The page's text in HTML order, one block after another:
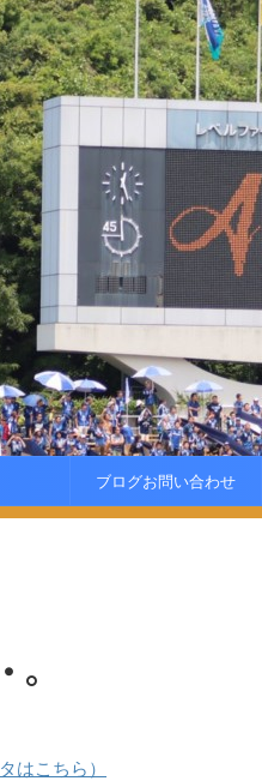
ブログお問い合わせ
はこちら）